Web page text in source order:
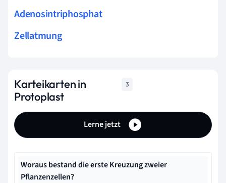
Adenosintriphosphat
Zellatmung
Karteikarten in
Protoplast
3
Lerne jetzt
Woraus bestand die erste Kreuzung zweier
Pflanzenzellen?